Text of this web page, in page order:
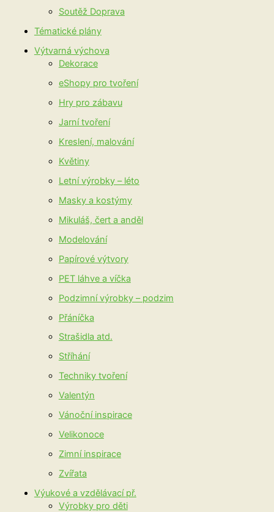
Soutěž Doprava
Tématické plány
Výtvarná výchova
Dekorace
eShopy pro tvoření
Hry pro zábavu
Jarní tvoření
Kreslení, malování
Květiny
Letní výrobky – léto
Masky a kostýmy
Mikuláš, čert a anděl
Modelování
Papírové výtvory
PET láhve a víčka
Podzimní výrobky – podzim
Přáníčka
Strašidla atd.
Stříhání
Techniky tvoření
Valentýn
Vánoční inspirace
Velikonoce
Zimní inspirace
Zvířata
Výukové a vzdělávací př.
Výrobky pro děti